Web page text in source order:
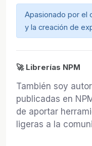
Apasionado por el
y la creación de
🚀 Librerías NPM
También soy
publicadas en
de aportar
ligeras a la